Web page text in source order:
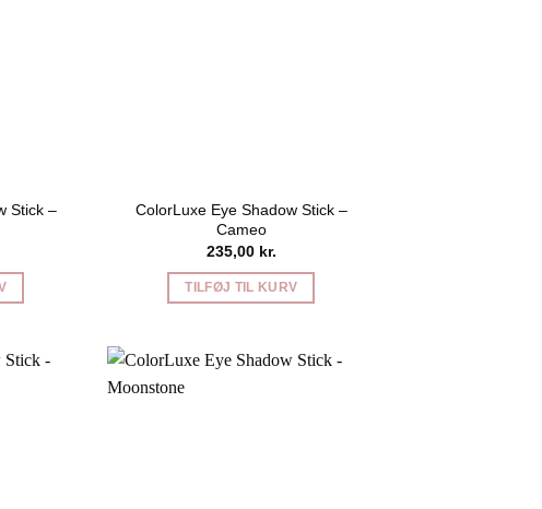
Stick –
ColorLuxe Eye Shadow Stick –
Cameo
235,00 kr.
TILFØJ TIL KURV